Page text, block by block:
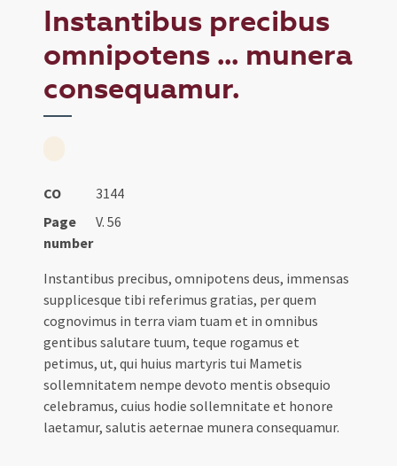
Instantibus precibus
omnipotens ... munera
consequamur.
CO
3144
Page
number
V. 56
Instantibus precibus, omnipotens deus, immensas
supplicesque tibi referimus gratias, per quem
cognovimus in terra viam tuam et in omnibus
gentibus salutare tuum, teque rogamus et
petimus, ut, qui huius martyris tui Mametis
sollemnitatem nempe devoto mentis obsequio
celebramus, cuius hodie sollemnitate et honore
laetamur, salutis aeternae munera consequamur.